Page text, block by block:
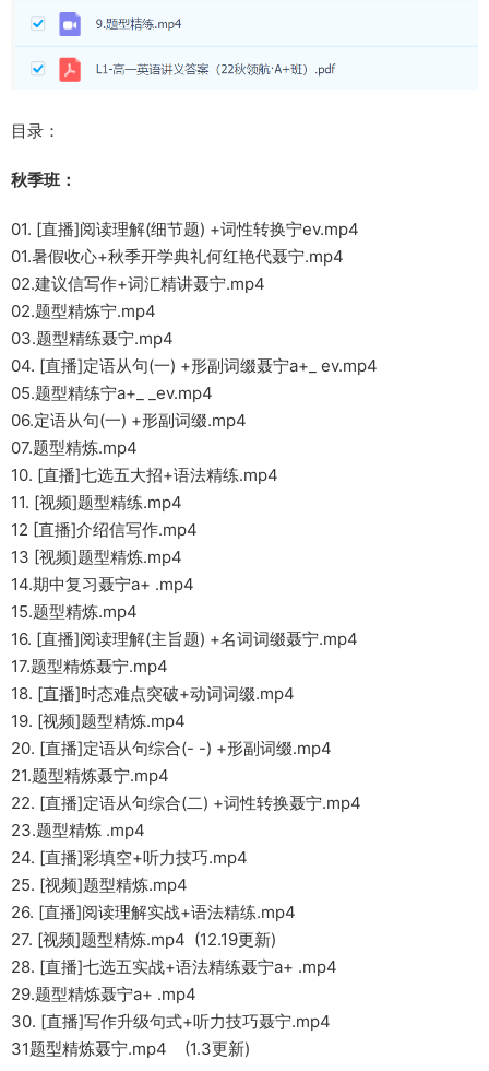
目录：
秋季班：
01. [直播]阅读理解(细节题) +词性转换宁ev.mp4
01.暑假收心+秋季开学典礼何红艳代聂宁.mp4
02.建议信写作+词汇精讲聂宁.mp4
02.题型精炼宁.mp4
03.题型精练聂宁.mp4
04. [直播]定语从句(一) +形副词缀聂宁a+_ ev.mp4
05.题型精练宁a+_ _ev.mp4
06.定语从句(一) +形副词缀.mp4
07.题型精炼.mp4
10. [直播]七选五大招+语法精练.mp4
11. [视频]题型精练.mp4
12 [直播]介绍信写作.mp4
13 [视频]题型精炼.mp4
14.期中复习聂宁a+ .mp4
15.题型精炼.mp4
16. [直播]阅读理解(主旨题) +名词词缀聂宁.mp4
17.题型精炼聂宁.mp4
18. [直播]时态难点突破+动词词缀.mp4
19. [视频]题型精炼.mp4
20. [直播]定语从句综合(- -) +形副词缀.mp4
21.题型精炼聂宁.mp4
22. [直播]定语从句综合(二) +词性转换聂宁.mp4
23.题型精炼 .mp4
24. [直播]彩填空+听力技巧.mp4
25. [视频]题型精炼.mp4
26. [直播]阅读理解实战+语法精练.mp4
27. [视频]题型精炼.mp4 (12.19更新)
28. [直播]七选五实战+语法精练聂宁a+ .mp4
29.题型精炼聂宁a+ .mp4
30. [直播]写作升级句式+听力技巧聂宁.mp4
31题型精炼聂宁.mp4 (1.3更新)